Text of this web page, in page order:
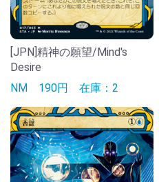
[JPN]精神の願望/Mind's
Desire
NM 190円 在庫：2